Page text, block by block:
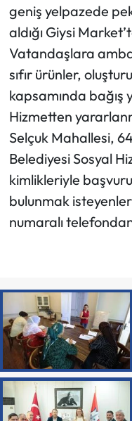
geniş yelpazede
aldığı Giysi
Vatandaşlara
sıfır ürünler,
kapsamında bağış
Hizmetten
Selçuk Mahallesi,
Belediyesi Sosyal
kimlikleriyle
bulunmak
numaralı